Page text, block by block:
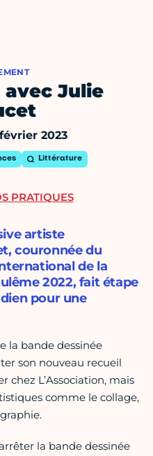
Julie
2023
Littérature
artiste
couronnée du
de la
2022, fait étape
pour une
la bande dessinée
son nouveau recueil
chez L’Association, mais
comme le collage,
la bande dessinée
PRATIQUES